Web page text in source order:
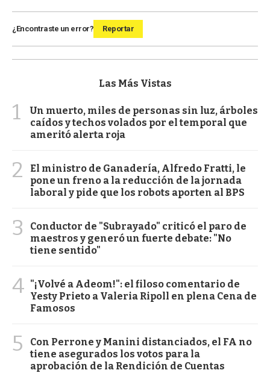
¿Encontraste un error? Reportar
Las Más Vistas
1
Un muerto, miles de personas sin luz, árboles
caídos y techos volados por el temporal que
ameritó alerta roja
2
El ministro de Ganadería, Alfredo Fratti, le
pone un freno a la reducción de la jornada
laboral y pide que los robots aporten al BPS
3
Conductor de "Subrayado" criticó el paro de
maestros y generó un fuerte debate: "No
tiene sentido"
4 "¡Volvé a Adeom!": el filoso comentario de
Yesty Prieto a Valeria Ripoll en plena Cena de
Famosos
5
Con Perrone y Manini distanciados, el FA no
tiene asegurados los votos para la
aprobación de la Rendición de Cuentas